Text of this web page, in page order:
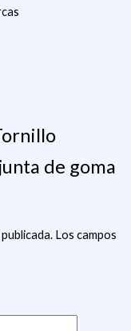
de goma
Los campos